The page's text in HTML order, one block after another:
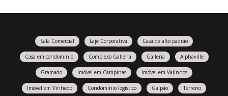
Sala Comercial Laje Corporativa Casa de alto padrão
Casa em condomínio Complexo Galleria Galleria Alphaville
Gramado Imóvel em Campinas Imóvel em Valinhos
Imóvel em Vinhedo Condomínio logístico Galpão Terreno